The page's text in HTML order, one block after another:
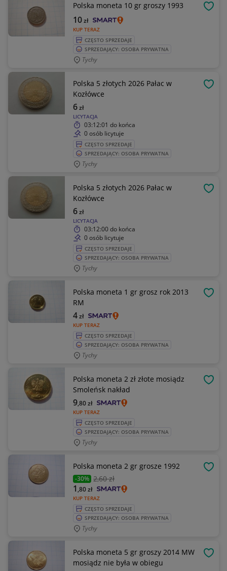
Polska moneta 10 gr groszy 1993
KUP TERAZ
10zł
CZĘSTO SPRZEDAJE
SPRZEDAJĄCY: OSOBA PRYWATNA
Tychy
Polska 5 złotych 2026 Pałac w
Kozłówce
LICYTACJA
6zł
03:12:01 do końca
0 osób licytuje
CZĘSTO SPRZEDAJE
SPRZEDAJĄCY: OSOBA PRYWATNA
Tychy
Polska 5 złotych 2026 Pałac w
Kozłówce
LICYTACJA
6zł
03:12:00do końca
0 osób licytuje
CZĘSTO SPRZEDAJE
SPRZEDAJĄCY: OSOBA PRYWATNA
Tychy
Polska moneta 1 gr grosz rok 2013
RM
KUP TERAZ
4zł
CZĘSTO SPRZEDAJE
SPRZEDAJĄCY: OSOBA PRYWATNA
Tychy
Polska moneta 2 zł złote mosiądz
Smoleńsk nakład
KUP TERAZ
9,80zł
CZĘSTO SPRZEDAJE
SPRZEDAJĄCY: OSOBA PRYWATNA
Tychy
Polska moneta 2 gr grosze 1992
-30% 2,60 zł
KUP TERAZ
1 ,80zł
CZĘSTO SPRZEDAJE
SPRZEDAJĄCY: OSOBA PRYWATNA
Tychy
Polska moneta 5 gr groszy 2014 MW
mosiądz nie była w obiegu